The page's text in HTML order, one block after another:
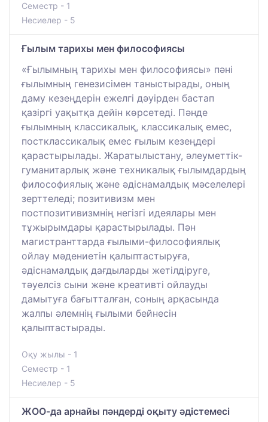
Семестр - 1
Несиелер - 5
Ғылым тарихы мен философиясы
«Ғылымның тарихы мен философиясы» пәні
ғылымның генезисімен таныстырады, оның
даму кезеңдерін ежелгі дәуірден бастап
қазіргі уақытқа дейін көрсетеді. Пәнде
ғылымның классикалық, классикалық емес,
постклассикалық емес ғылым кезеңдері
қарастырылады. Жаратылыстану, әлеуметтік-
гуманитарлық және техникалық ғылымдардың
философиялық және әдіснамалдық мәселелері
зерттеледі; позитивизм мен
постпозитивизмнің негізгі идеялары мен
тұжырымдары қарастырылады. Пән
магистранттарда ғылыми-философиялық
ойлау мәдениетін қалыптастыруға,
әдіснамалдық дағдыларды жетілдіруге,
тәуелсіз сыни және креативті ойлауды
дамытуға бағытталған, соның арқасында
жалпы әлемнің ғылыми бейнесін
қалыптастырады.
Оқу жылы - 1
Семестр - 1
Несиелер - 5
ЖОО-да арнайы пәндерді оқыту әдістемесі